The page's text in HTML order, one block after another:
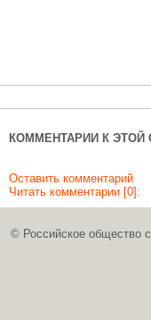
КОММЕНТАРИИ К ЭТОЙ
Оставить комментарий
Читать комментарии [0]:
© Российское общество